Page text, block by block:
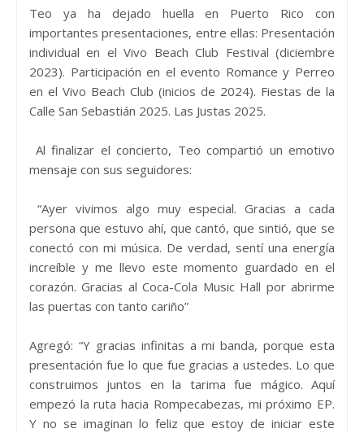
Teo ya ha dejado huella en Puerto Rico con
importantes presentaciones, entre ellas: Presentación
individual en el Vivo Beach Club Festival (diciembre
2023). Participación en el evento Romance y Perreo
en el Vivo Beach Club (inicios de 2024). Fiestas de la
Calle San Sebastián 2025. Las Justas 2025.
Al finalizar el concierto, Teo compartió un emotivo
mensaje con sus seguidores:
“Ayer vivimos algo muy especial. Gracias a cada
persona que estuvo ahí, que cantó, que sintió, que se
conectó con mi música. De verdad, sentí una energía
increíble y me llevo este momento guardado en el
corazón. Gracias al Coca-Cola Music Hall por abrirme
las puertas con tanto cariño”
Agregó: “Y gracias infinitas a mi banda, porque esta
presentación fue lo que fue gracias a ustedes. Lo que
construimos juntos en la tarima fue mágico. Aquí
empezó la ruta hacia Rompecabezas, mi próximo EP.
Y no se imaginan lo feliz que estoy de iniciar este